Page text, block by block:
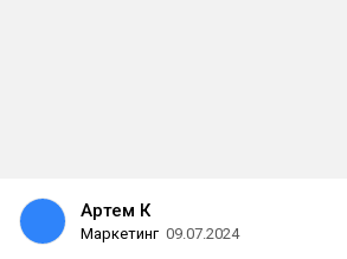
Артем К
Маркетинг 09.07.2024